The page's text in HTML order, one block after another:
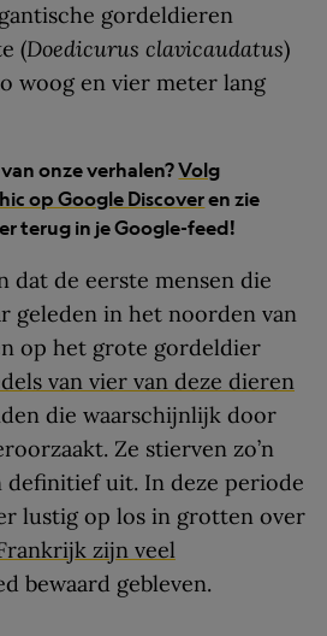
gordeldieren
(Doedicurus clavicaudatus)
woog en vier meter lang
onze verhalen?Volg
op Google Discoveren zie
terug in je Google-feed!
dat de eerste mensen die
geleden in het noorden van
op het grote gordeldier
van vier van deze dieren
die waarschijnlijk door
Ze stierven zo’n
definitief uit. In deze periode
lustig op los in grotten over
zijn veel
bewaard gebleven.